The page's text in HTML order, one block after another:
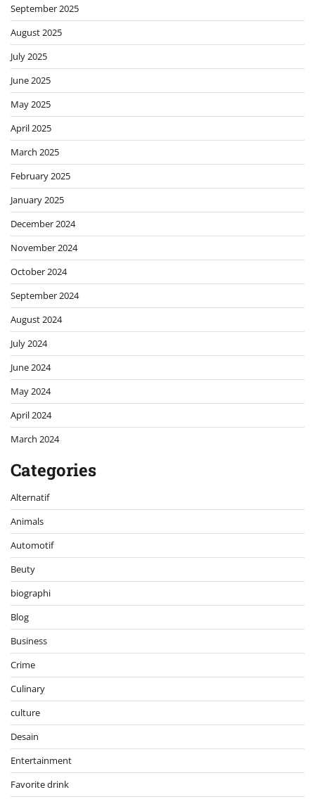
September 2025
August 2025
July 2025
June 2025
May 2025
April 2025
March 2025
February 2025
January 2025
December 2024
November 2024
October 2024
September 2024
August 2024
July 2024
June 2024
May 2024
April 2024
March 2024
Categories
Alternatif
Animals
Automotif
Beuty
biographi
Blog
Business
Crime
Culinary
culture
Desain
Entertainment
Favorite drink